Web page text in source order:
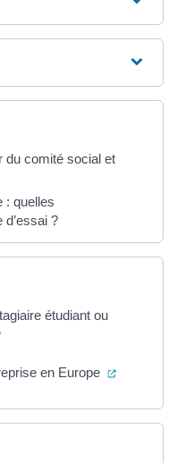
du comité social et
: quelles
?
étudiant ou
(ouverture dans un nouvel
en Europe